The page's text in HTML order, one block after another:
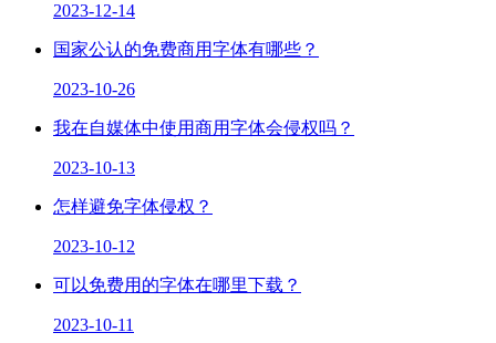
2023-12-14
国家公认的免费商用字体有哪些？
2023-10-26
我在自媒体中使用商用字体会侵权吗？
2023-10-13
怎样避免字体侵权？
2023-10-12
可以免费用的字体在哪里下载？
2023-10-11